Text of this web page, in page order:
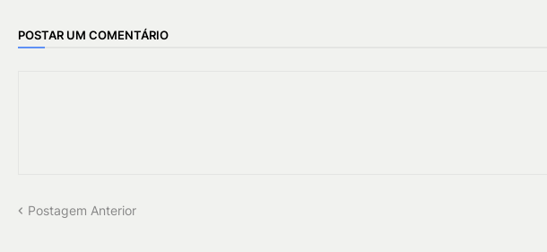
POSTAR UM COMENTÁRIO
Postagem Anterior